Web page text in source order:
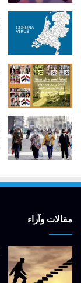
مقالات وآراء